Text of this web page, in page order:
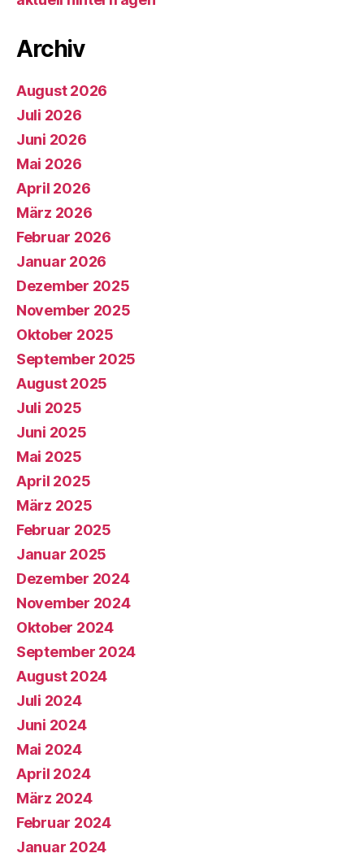
Archiv
August 2026
Juli 2026
Juni 2026
Mai 2026
April 2026
März 2026
Februar 2026
Januar 2026
Dezember 2025
November 2025
Oktober 2025
September 2025
August 2025
Juli 2025
Juni 2025
Mai 2025
April 2025
März 2025
Februar 2025
Januar 2025
Dezember 2024
November 2024
Oktober 2024
September 2024
August 2024
Juli 2024
Juni 2024
Mai 2024
April 2024
März 2024
Februar 2024
Januar 2024